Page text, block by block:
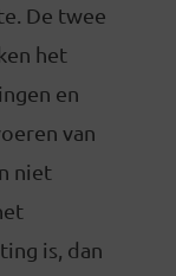
De twee
het
en
van
niet
is, dan